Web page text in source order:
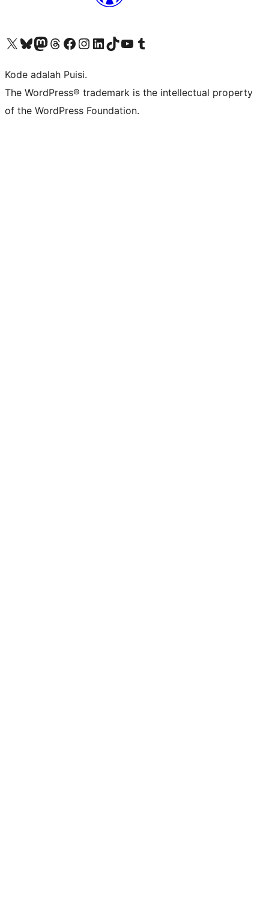
Kunjungi akun X (sebelumnya Twitter) kamiVisit our Bluesky account
Kunjungi akun Mastodon kami
Visit our Threads account
Kunjungi halaman Facebook kamiKunjungi akun Instagram kamiKunjungi akun LinkedIn kami
Visit our TikTok account
Kunjungi channel YouTube kamiVisit our Tumblr account
Kode adalah Puisi.
The WordPress® trademark is the intellectual property
of the WordPress Foundation.